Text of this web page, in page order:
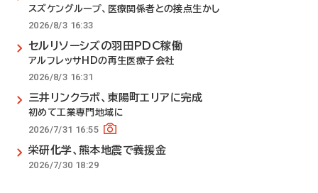
スズケングループ、医療関係者との接点生かし
2026/8/3 16:33
セルリソーシズの羽田PDC稼働
アルフレッサHDの再生医療子会社
2026/8/3 16:31
三井リンクラボ、東陽町エリアに完成
初めて工業専門地域に
2026/7/31 16:55
栄研化学、熊本地震で義援金
2026/7/30 18:29